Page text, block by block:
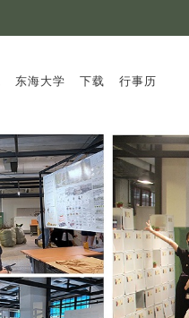
东海大学 下载 行事历